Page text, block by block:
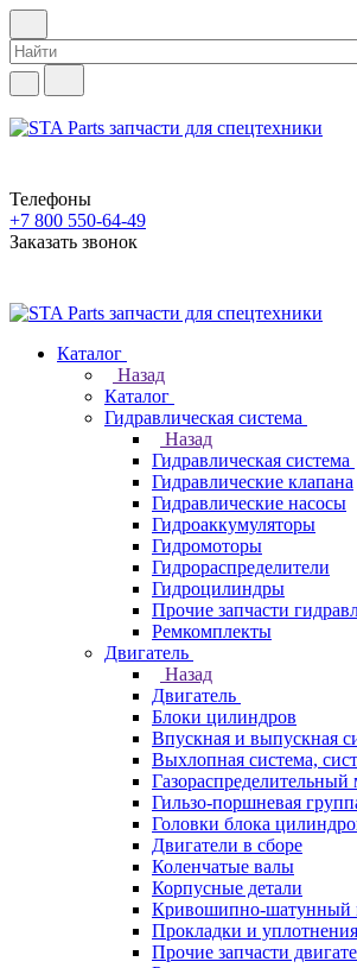
Телефоны
+7 800 550-64-49
Заказать звонок
Каталог
Назад
Каталог
Гидравлическая система
Назад
Гидравлическая система
Гидравлические клапана
Гидравлические насосы
Гидроаккумуляторы
Гидромоторы
Гидрораспределители
Гидроцилиндры
Прочие запчасти
Ремкомплекты
Двигатель
Назад
Двигатель
Блоки цилиндров
Впускная и выпускная
Выхлопная система,
Газораспределительный
Гильзо-поршневая
Головки блока
Двигатели в сборе
Коленчатые валы
Корпусные детали
Кривошипно-шатунный
Прокладки и уплотнения
Прочие запчасти